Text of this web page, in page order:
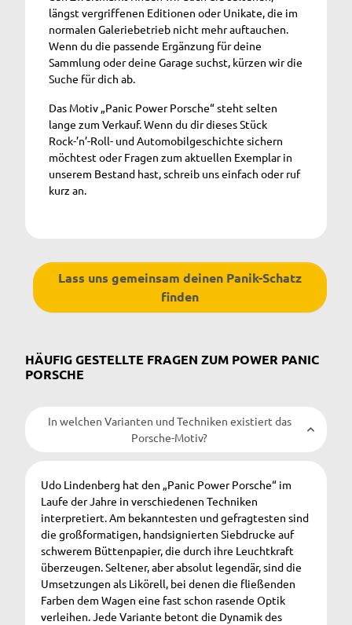
längst vergriffenen Editionen oder Unikate, die im
normalen Galeriebetrieb nicht mehr auftauchen.
Wenn du die passende Ergänzung für deine
Sammlung oder deine Garage suchst, kürzen wir die
Suche für dich ab.
Das Motiv „Panic Power Porsche“ steht selten
lange zum Verkauf. Wenn du dir dieses Stück
Rock-’n’-Roll- und Automobilgeschichte sichern
möchtest oder Fragen zum aktuellen Exemplar in
unserem Bestand hast, schreib uns einfach oder ruf
kurz an.
Lass uns gemeinsam deinen Panik-Schatz
finden
HÄUFIG GESTELLTE FRAGEN ZUM POWER PANIC
PORSCHE
In welchen Varianten und Techniken existiert das
Porsche-Motiv?
Udo Lindenberg hat den „Panic Power Porsche“ im
Laufe der Jahre in verschiedenen Techniken
interpretiert. Am bekanntesten und gefragtesten sind
die großformatigen, handsignierten Siebdrucke auf
schwerem Büttenpapier, die durch ihre Leuchtkraft
überzeugen. Seltener, aber absolut legendär, sind die
Umsetzungen als Likörell, bei denen die fließenden
Farben dem Wagen eine fast schon rasende Optik
verleihen. Jede Variante betont die Dynamik des